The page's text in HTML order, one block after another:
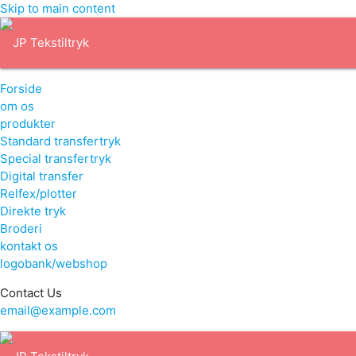
Skip to main content
Forside
om os
produkter
Standard transfertryk
Special transfertryk
Digital transfer
Relfex/plotter
Direkte tryk
Broderi
kontakt os
logobank/webshop
Contact Us
email@example.com